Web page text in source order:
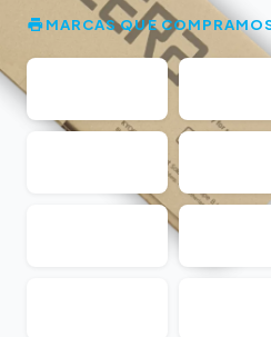
MARCAS QUE